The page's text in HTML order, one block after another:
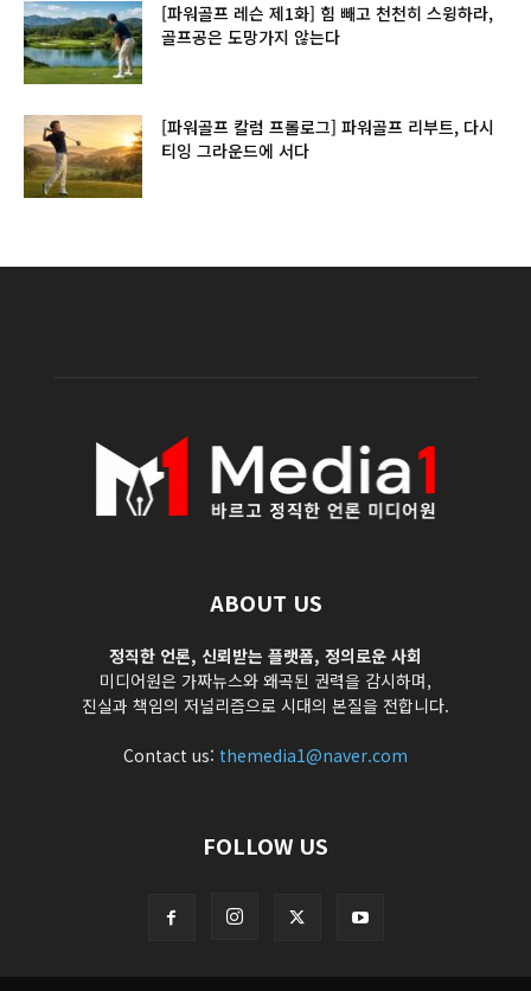
[파워골프 레슨 제1화] 힘 빼고 천천히 스윙하라,
골프공은 도망가지 않는다
[파워골프 칼럼 프롤로그] 파워골프 리부트, 다시
티잉 그라운드에 서다
ABOUT US
정직한 언론, 신뢰받는 플랫폼, 정의로운 사회
미디어원은 가짜뉴스와 왜곡된 권력을 감시하며,
진실과 책임의 저널리즘으로 시대의 본질을 전합니다.
Contact us: themedia1@naver.com
FOLLOW US